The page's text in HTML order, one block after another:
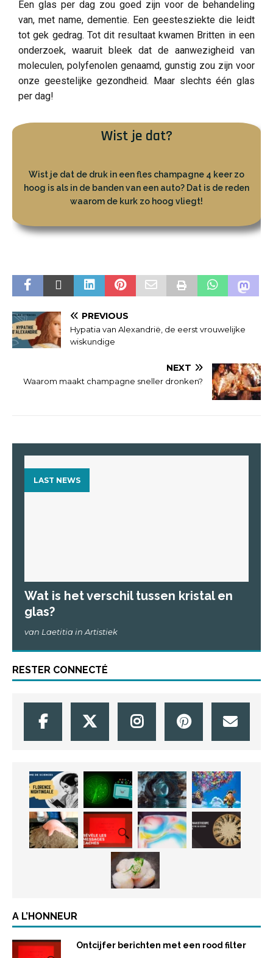
Een glas per dag zou goed zijn voor de behandeling
van, met name, dementie. Een geestesziekte die leidt
tot gek gedrag. Tot dit resultaat kwamen Britten in een
onderzoek, waaruit bleek dat de aanwezigheid van
moleculen, polyfenolen genaamd, gunstig zou zijn voor
onze geestelijke gezondheid. Maar slechts één glas
per dag!
Wist je dat?
Wist je dat de druk in een fles champagne 4 keer zo
hoog is als in de banden van een auto? Dat is de reden
waarom de kurk zo hoog vliegt!
PREVIOUS
Hypatia van Alexandrië, de eerst vrouwelijke
wiskundige
NEXT
Waarom maakt champagne sneller dronken?
LAST NEWS
Wat is het verschil tussen kristal en
glas?
van Laetitia in Artistiek
RESTER CONNECTÉ
A L’HONNEUR
Ontcijfer berichten met een rood filter